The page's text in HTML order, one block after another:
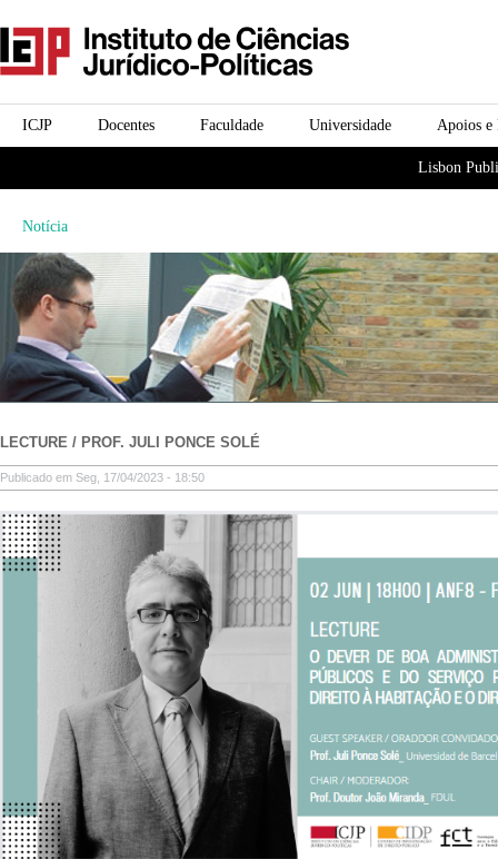
principal
icjp
menu-institucional Apoios e
Universidade
Faculdade
Docentes
ICJP
Lisbon
Notícia
LECTURE / PROF. JULI PONCE SOLÉ
Publicado em Seg, 17/04/2023 - 18:50